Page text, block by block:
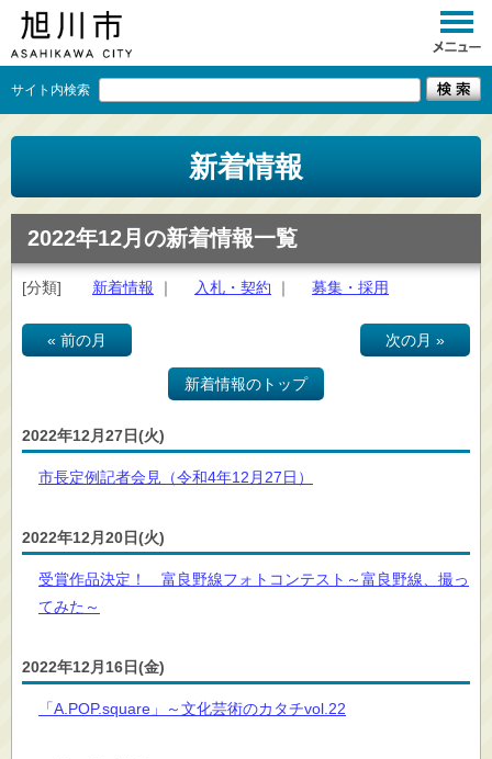
サイト内検索
くらし
イベント
観光
事業者向け
×閉じる
新着情報
2022年12月の新着情報一覧
[分類] 新着情報 ｜ 入札・契約 ｜ 募集・採用
« 前の月
新着情報のトップ
次の月 »
2022年12月27日(火)
市長定例記者会見（令和4年12月27日）
2022年12月20日(火)
受賞作品決定！ 富良野線フォトコンテスト～富良野線、撮っ
てみた～
2022年12月16日(金)
「A.POP.square」～文化芸術のカタチvol.22